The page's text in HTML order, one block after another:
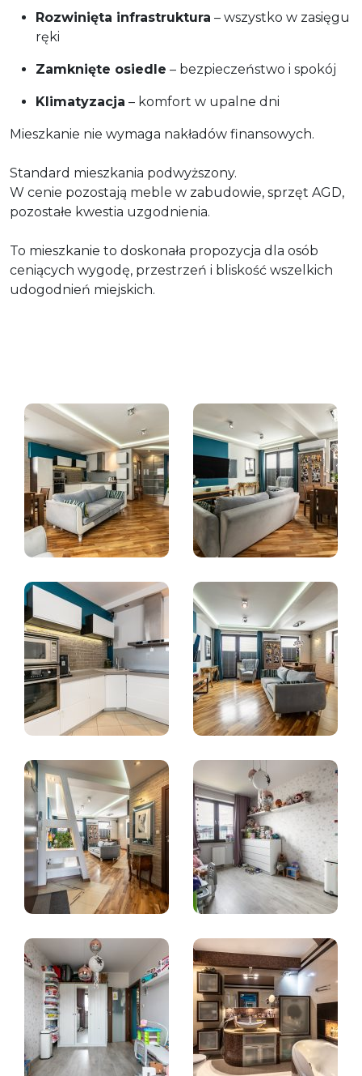
Rozwinięta infrastruktura – wszystko w zasięgu
ręki
Zamknięte osiedle – bezpieczeństwo i spokój
Klimatyzacja – komfort w upalne dni
Mieszkanie nie wymaga nakładów finansowych.
Standard mieszkania podwyższony.
W cenie pozostają meble w zabudowie, sprzęt AGD,
pozostałe kwestia uzgodnienia.
To mieszkanie to doskonała propozycja dla osób
ceniących wygodę, przestrzeń i bliskość wszelkich
udogodnień miejskich.